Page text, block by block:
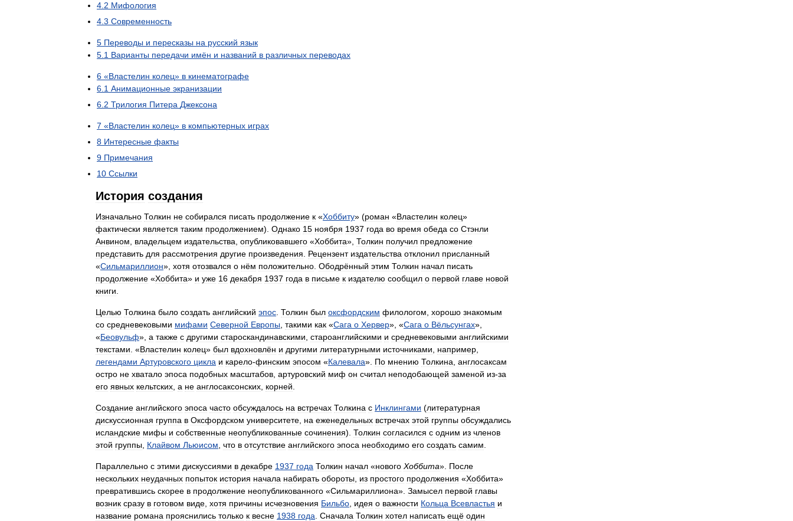
4 2 Мифология
4 3 Современность
5 Переводы и пересказы на русский язык
5 1 Варианты передачи имён и названий в различных переводах
6 «Властелин колец» в кинематографе
6 1 Анимационные экранизации
6 2 Трилогия Питера Джексона
7 «Властелин колец» в компьютерных играх
8 Интересные факты
9 Примечания
10 Ссылки
История создания
Изначально Толкин не собирался писать продолжение к «Хоббиту» (роман «Властелин колец»
фактически является таким продолжением). Однако 15 ноября 1937 года во время обеда со Стэнли
Анвином
владельцем издательства опубликовавшего «Хоббита», Толкин получил предложение
представить для рассмотрения другие произведения Рецензент издательства отклонил присланный
«Сильмариллион», хотя отозвался о нём положительно Ободрённый этим Толкин начал писать
продолжение «Хоббита» и уже 16 декабря 1937 года в письме к издателю сообщил о первой главе новой
книги
Целью Толкина было создать английский эпос Толкин был оксфордским филологом хорошо знакомым
со средневековыми мифами Северной Европы такими как «Сага о Хервер», «Сага о Вёльсунгах»,
«Беовульф», а также с другими староскандинавскими староанглийскими и средневековыми английскими
текстами . «Властелин колец» был вдохновлён и другими литературными источниками например
легендами Артуровского цикла и карело-финским эпосом «Калевала». По мнению Толкина англосаксам
остро не хватало эпоса подобных масштабов артуровский миф он считал неподобающей заменой из-за
его явных кельтских а не англосаксонских корней
Создание английского эпоса часто обсуждалось на встречах Толкина с Инклингами (литературная
дискуссионная группа в Оксфордском университете на еженедельных встречах этой группы обсуждались
исландские мифы и собственные неопубликованные сочинения). Толкин согласился с одним из членов
этой группы Клайвом Льюисом что в отсутствие английского эпоса необходимо его создать самим
Параллельно с этими дискуссиями в декабре 1937 года Толкин начал «нового Хоббита». После
нескольких неудачных попыток история начала набирать обороты из простого продолжения «Хоббита»
превратившись скорее в продолжение неопубликованного «Сильмариллиона». Замысел первой главы
возник сразу в готовом виде хотя причины исчезновения Бильбо идея о важности Кольца Всевластья и
название романа прояснились только к весне 1938 года Сначала Толкин хотел написать ещё один